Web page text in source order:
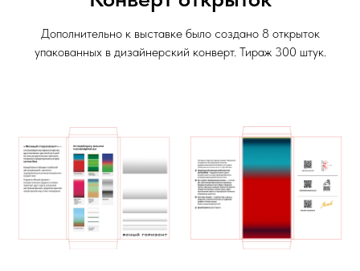
Дополнительно к выставке было создано 8 открыток
упакованных в дизайнерский конверт. Тираж 300 штук.